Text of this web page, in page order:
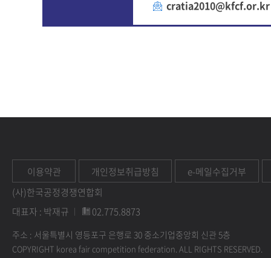
cratia2010@kfcf.or.kr
이용약관 개인정보취급방침
e-메일수집거부
(사)한국공정경쟁연합회
대표자 : 박재규
02.775.8873
주소 : 서울특별시 영등포구 은행로 30 중소기업중앙회 신관 5층
COPYRIGHT korea fair competition federation. ALL RIGHTS RESERVED.